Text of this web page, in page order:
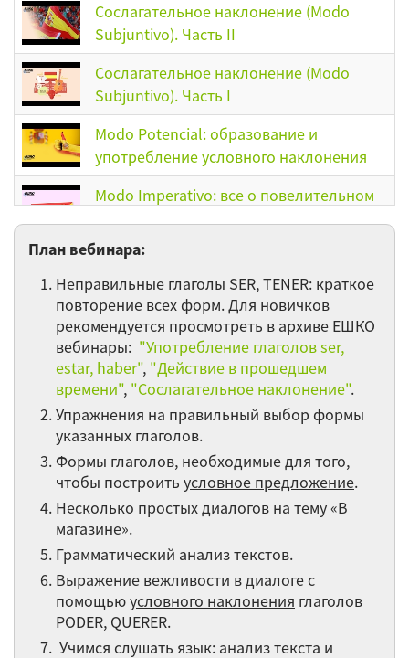
Сослагательное наклонение (Modo
Subjuntivo). Часть II
Сослагательное наклонение (Modo
Subjuntivo). Часть I
Modo Potencial: образование и
употребление условного наклонения
Modo Imperativo: все о повелительном
Друзья и родственники глагола
Система и роль испанских предлогов
Назад в будущее. Давнопрошедшее и
будущее время
Глаголы и глагольные перифразы
Остальные 24 вебинаров категории Испанский
язык ►
План вебинара:
Неправильные глаголы SER, TENER: краткое
повторение всех форм. Для новичков
рекомендуется просмотреть в архиве ЕШКО
вебинары: "Употребление глаголов ser,
estar, haber", "Действие в прошедшем
времени", "Сослагательное наклонение".
Упражнения на правильный выбор формы
указанных глаголов.
Формы глаголов, необходимые для того,
чтобы построить условное предложение.
Несколько простых диалогов на тему «В
магазине».
Грамматический анализ текстов.
Выражение вежливости в диалоге с
помощьюусловного наклонения глаголов
PODER, QUERER.
Учимся слушать язык: анализ текста и